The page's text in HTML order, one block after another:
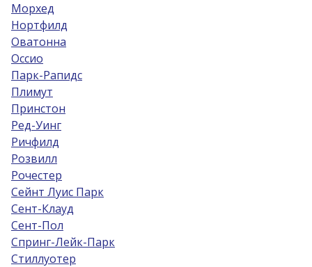
Морхед
Нортфилд
Оватонна
Оссио
Парк-Рапидс
Плимут
Принстон
Ред-Уинг
Ричфилд
Розвилл
Рочестер
Сейнт Луис Парк
Сент-Клауд
Сент-Пол
Спринг-Лейк-Парк
Стиллуотер